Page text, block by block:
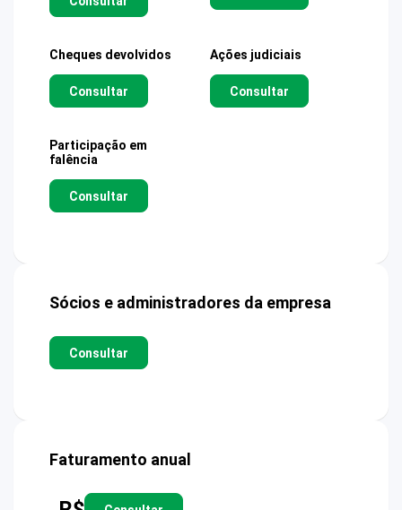
Cheques devolvidos
Consultar
Ações judiciais
Consultar
Participação em
falência
Consultar
Sócios e administradores da empresa
Consultar
Faturamento anual